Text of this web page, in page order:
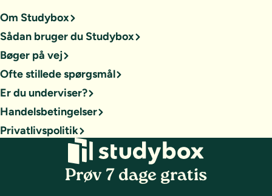
Om Studybox
Sådan bruger du Studybox
Bøger på vej
Ofte stillede spørgsmål
Er du underviser?
Handelsbetingelser
Privatlivspolitik
Prøv 7 dage gratis